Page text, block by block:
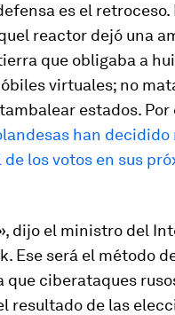
es el retroceso.
reactor dejó una
que obligaba a
virtuales; no
estados. Por
han decidido
los votos en sus
dijo el ministro del
Ese será el método
que ciberataques
resultado de las